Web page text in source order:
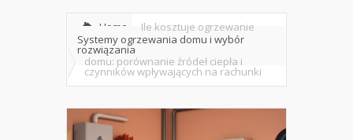
Home
Systemy ogrzewania domu i wybór
rozwiązania
Ile kosztuje ogrzewanie
domu: porównanie źródeł ciepła i
czynników wpływających na rachunki